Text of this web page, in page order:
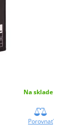
Na sklade
Porovnať